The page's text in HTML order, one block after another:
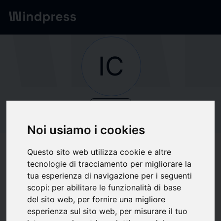
Noi usiamo i cookies
Questo sito web utilizza cookie e altre
tecnologie di tracciamento per migliorare la
tua esperienza di navigazione per i seguenti
scopi: per abilitare le funzionalità di base
del sito web, per fornire una migliore
esperienza sul sito web, per misurare il tuo
Network/Società
IC
ICOMMUNITY LABS
Segui aggiornamenti
Di cosa scriviamo
Economia Information Technology
Telecomunicazioni